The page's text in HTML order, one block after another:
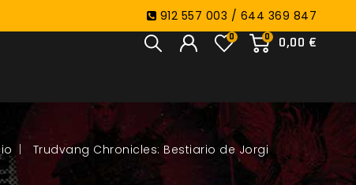
912 557 003 / 644 369 847
0
0,00 €
0
Trudvang Chronicles: Bestiario de Jorgi